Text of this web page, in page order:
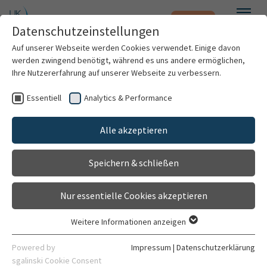
Zum Hauptinhalt springen Notfall
Patienten & Besucher
Kliniken & Institute
Forschung
Karriere
Arbeitsgruppe Christopoulos
Forschungseinrichtung
Gehört zu
Abteilung für Translationale Pneumologie
Kontaktdaten
Datenschutzeinstellungen
Auf unserer Webseite werden Cookies verwendet. Einige davon
werden zwingend benötigt, während es uns andere ermöglichen,
Ihre Nutzererfahrung auf unserer Webseite zu verbessern.
Essentiell Analytics & Performance
Alle akzeptieren
Speichern & schließen
Nur essentielle Cookies akzeptieren
Essentielle Cookies werden für grundlegende Funktionen der
Webseite benötigt. Dadurch ist gewährleistet, dass die
Weitere Informationen anzeigen
Powered by
sgalinski Cookie Consent
Impressum | Datenschutzerklärung